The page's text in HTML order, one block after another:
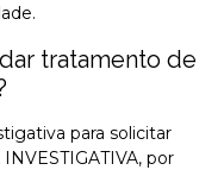
tratamento de
para solicitar
por